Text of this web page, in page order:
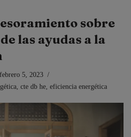
sobre
las ayudas a la
febrero 5, 2023
, cte db he, eficiencia energética